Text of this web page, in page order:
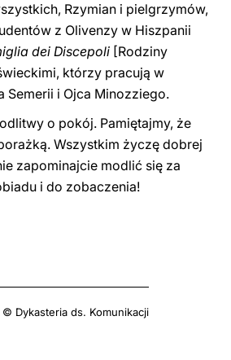
Rzymian i pielgrzymów,
z Olivenzy w Hiszpanii
dei Discepoli [Rodziny
którzy pracują w
Semerii i Ojca Minozziego.
o pokój. Pamiętajmy, że
Wszystkim życzę dobrej
zapominajcie modlić się za
i do zobaczenia!
Dykasteria ds. Komunikacji